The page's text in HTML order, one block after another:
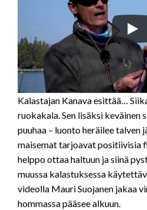
Kalastajan Kanava esittää…
ruokakala. Sen lisäksi keväinen
puuhaa – luonto heräilee talven
maisemat tarjoavat positiivisia
helppo ottaa haltuun ja siinä
muussa kalastuksessa
videolla Mauri Suojanen jakaa
hommassa pääsee alkuun.